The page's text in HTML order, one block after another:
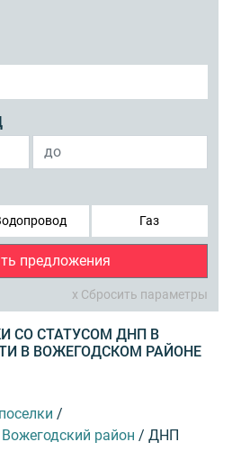
Газ
предложения
x Сбросить параметры
СО СТАТУСОМ ДНП В
В ВОЖЕГОДСКОМ РАЙОНЕ
/
Вожегодский район / ДНП